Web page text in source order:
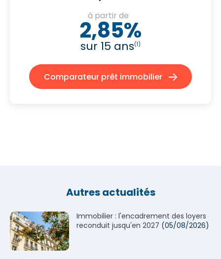
à partir de
2,85%
sur 15 ans(1)
Comparateur prêt immobilier
Autres actualités
Immobilier : l'encadrement des loyers
reconduit jusqu'en 2027 (05/08/2026)